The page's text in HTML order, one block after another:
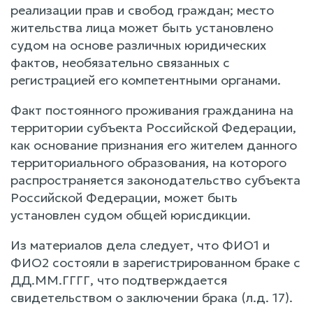
реализации прав и свобод граждан; место
жительства лица может быть установлено
судом на основе различных юридических
фактов, необязательно связанных с
регистрацией его компетентными органами.
Факт постоянного проживания гражданина на
территории субъекта Российской Федерации,
как основание признания его жителем данного
территориального образования, на которого
распространяется законодательство субъекта
Российской Федерации, может быть
установлен судом общей юрисдикции.
Из материалов дела следует, что ФИО1 и
ФИО2 состояли в зарегистрированном браке с
ДД.ММ.ГГГГ, что подтверждается
свидетельством о заключении брака (л.д. 17).